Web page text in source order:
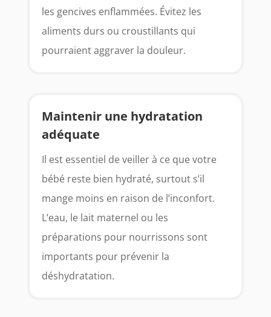
les gencives enflammées. Évitez les
aliments durs ou croustillants qui
pourraient aggraver la douleur.
Maintenir une hydratation
adéquate
Il est essentiel de veiller à ce que votre
bébé reste bien hydraté, surtout s’il
mange moins en raison de l’inconfort.
L’eau, le lait maternel ou les
préparations pour nourrissons sont
importants pour prévenir la
déshydratation.